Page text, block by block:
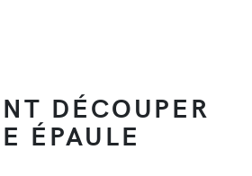
DÉCOUPER
ÉPAULE